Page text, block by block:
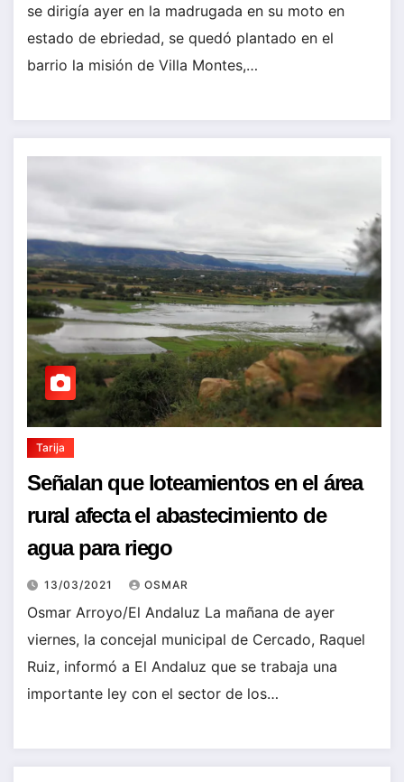
se dirigía ayer en la madrugada en su moto en
estado de ebriedad, se quedó plantado en el
barrio la misión de Villa Montes,…
Tarija
Señalan que loteamientos en el área
rural afecta el abastecimiento de
agua para riego
13/03/2021 OSMAR
Osmar Arroyo/El Andaluz La mañana de ayer
viernes, la concejal municipal de Cercado, Raquel
Ruiz, informó a El Andaluz que se trabaja una
importante ley con el sector de los…